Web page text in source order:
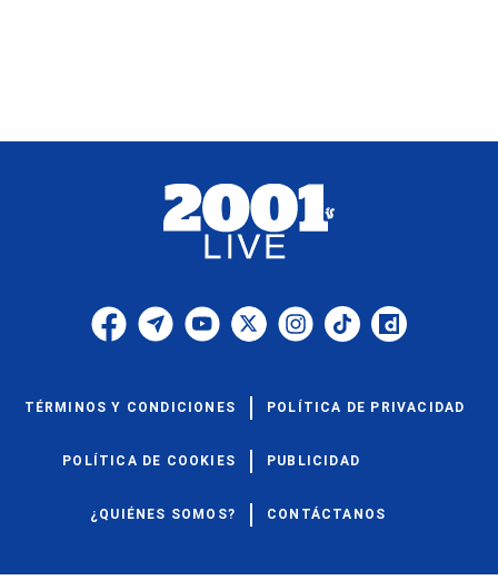
TÉRMINOS Y CONDICIONES POLÍTICA DE PRIVACIDAD
POLÍTICA DE COOKIES PUBLICIDAD
¿QUIÉNES SOMOS? CONTÁCTANOS